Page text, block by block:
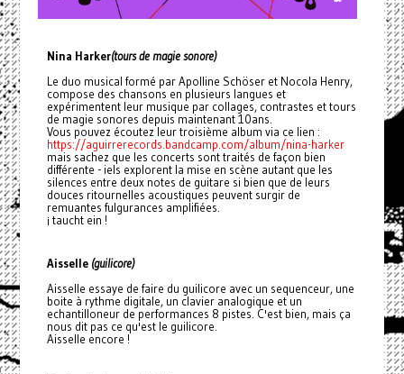
Nina Harker(tours de magie sonore)
Le duo musical formé par Apolline Schöser et Nocola Henry,
compose des chansons en plusieurs langues et
expérimentent leur musique par collages, contrastes et tours
de magie sonores depuis maintenant 10ans.
Vous pouvez écoutez leur troisième album via ce lien :
https://aguirrerecords.bandcamp.com/album/nina-harker
mais sachez que les concerts sont traités de façon bien
différente - iels explorent la mise en scène autant que les
silences entre deux notes de guitare si bien que de leurs
douces ritournelles acoustiques peuvent surgir de
remuantes fulgurances amplifiées.
¡ taucht ein !
Aisselle(guilicore)
Aisselle essaye de faire du guilicore avec un sequenceur, une
boite à rythme digitale, un clavier analogique et un
echantilloneur de performances 8 pistes. C'est bien, mais ça
nous dit pas ce qu'est le guilicore.
Aisselle encore !